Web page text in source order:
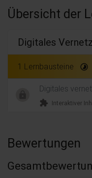
Übersicht der
Digitales
1 Lernbausteine timelapse
Digitales
extension Interaktiver
Bewertungen